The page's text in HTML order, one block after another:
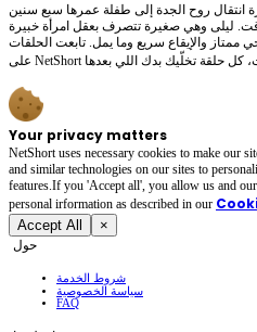
انتقال روح الجدة إلى طفلة عمرها سبع سنين
ليلى وهي صغيرة تتصرف بعقل امرأة خبيرة
ممتاز والإيقاع سريع وما يمل. تابعت الحلقات
Your privacy matters
NetShort uses necessary cookies to make our
and similar technologies on our sites to
features.If you 'Accept all', you allow us and
personal irformation as described in our
Accept All ×
حول
شروط الخدمة
سياسة الخصوصية
FAQ